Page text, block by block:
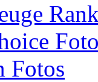
Fotos